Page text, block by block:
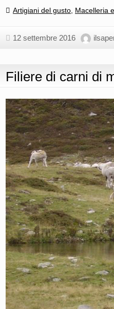
può
la
Pintaudi
Categories:
Artigiani del gusto, Macelleria
12 settembre 2016
Filiere di carni di